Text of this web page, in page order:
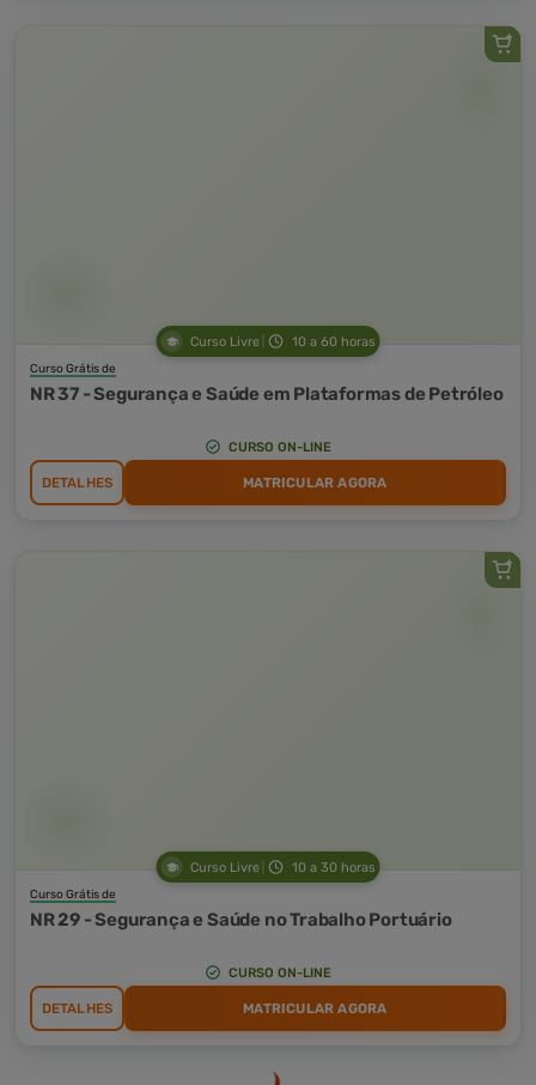
Curso Livre 10 a 60 horas
Curso Grátis de
NR 37 - Segurança e Saúde em Plataformas de Petróleo
CURSO ON-LINE
DETALHES MATRICULAR AGORA
Curso Livre 10 a 30 horas
Curso Grátis de
NR 29 - Segurança e Saúde no Trabalho Portuário
CURSO ON-LINE
DETALHES MATRICULAR AGORA